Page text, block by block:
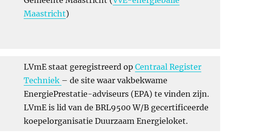
Maastricht)
LVmE staat geregistreerd opCentraal Register
Techniek – de site waar vakbekwame
EnergiePrestatie-adviseurs (EPA) te vinden zijn.
LVmE is lid van de BRL9500 W/B gecertificeerde
koepelorganisatie Duurzaam Energieloket.